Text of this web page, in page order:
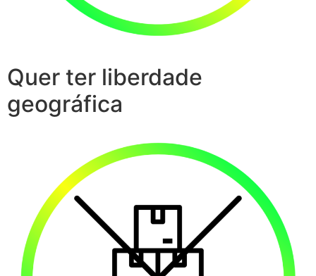
Quer ter liberdade
geográfica